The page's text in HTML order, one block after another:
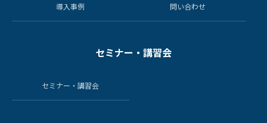
導入事例 問い合わせ
セミナー・講習会
セミナー・講習会